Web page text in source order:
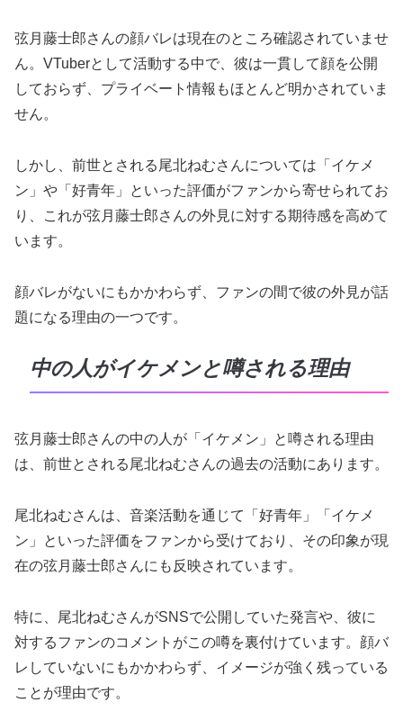
弦月藤士郎さんの顔バレは現在のところ確認されていませ
ん。VTuberとして活動する中で、彼は一貫して顔を公開
しておらず、プライベート情報もほとんど明かされていま
せん。
しかし、前世とされる尾北ねむさんについては「イケメ
ン」や「好青年」といった評価がファンから寄せられてお
り、これが弦月藤士郎さんの外見に対する期待感を高めて
います。
顔バレがないにもかかわらず、ファンの間で彼の外見が話
題になる理由の一つです。
中の人がイケメンと噂される理由
弦月藤士郎さんの中の人が「イケメン」と噂される理由
は、前世とされる尾北ねむさんの過去の活動にあります。
尾北ねむさんは、音楽活動を通じて「好青年」「イケメ
ン」といった評価をファンから受けており、その印象が現
在の弦月藤士郎さんにも反映されています。
特に、尾北ねむさんがSNSで公開していた発言や、彼に
対するファンのコメントがこの噂を裏付けています。顔バ
レしていないにもかかわらず、イメージが強く残っている
ことが理由です。